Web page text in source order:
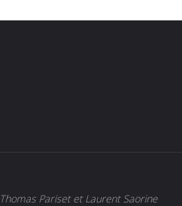
Thomas Pariset et Laurent Saorine